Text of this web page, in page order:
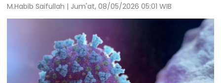
M.Habib Saifullah | Jum'at, 08/05/2026 05:01 WIB